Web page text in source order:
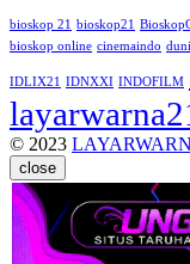
bioskop 21 bioskop21
bioskop online cinemaindo
IDLIX21 IDNXXI INDOFILM
© 2023
close